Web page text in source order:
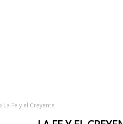
La Fe y el Creyente